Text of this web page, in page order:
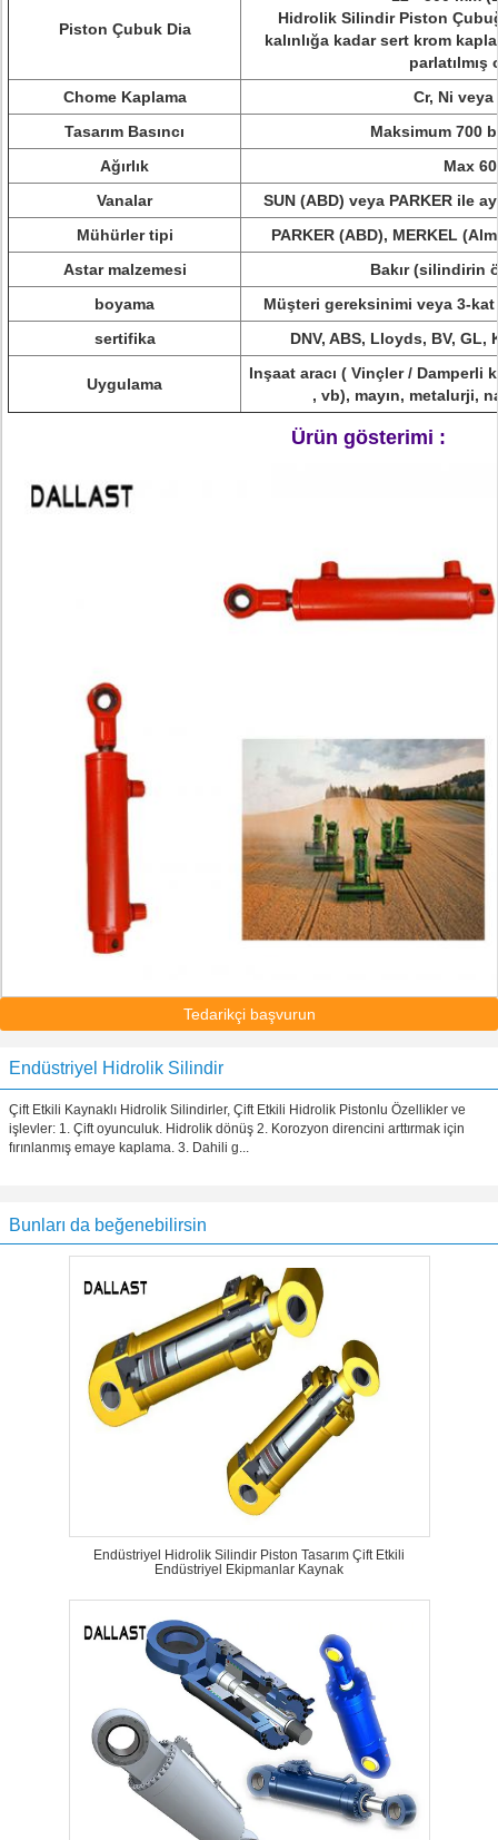
Piston Çubuk Dia
Hidrolik Silindir Piston
kalınlığa kadar sert krom
parlatılmış
Chome Kaplama
Cr, Ni veya
Tasarım Basıncı
Maksimum 700
Ağırlık
Max
Vanalar
SUN (ABD) veya PARKER ile
Mühürler tipi
PARKER (ABD), MERKEL
Astar malzemesi
Bakır (silindirin
boyama
Müşteri gereksinimi veya 3-
sertifika
DNV, ABS, Lloyds, BV, GL,
Uygulama
Inşaat aracı ( Vinçler / Damperli
, vb), mayın, metalurji,
Ürün gösterimi :
Tedarikçi başvurun
Endüstriyel Hidrolik Silindir
Çift Etkili Kaynaklı Hidrolik Silindirler, Çift Etkili Hidrolik Pistonlu Özellikler ve
işlevler: 1. Çift oyunculuk. Hidrolik dönüş 2. Korozyon direncini arttırmak için
fırınlanmış emaye kaplama. 3. Dahili g...
Bunları da beğenebilirsin
Endüstriyel Hidrolik Silindir Piston Tasarım Çift Etkili
Endüstriyel Ekipmanlar Kaynak